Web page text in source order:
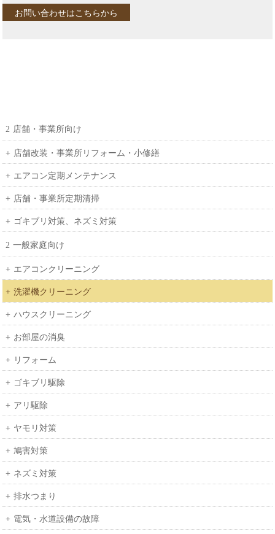
お問い合わせはこちらから
店舗・事業所向け
店舗改装・事業所リフォーム・小修繕
エアコン定期メンテナンス
店舗・事業所定期清掃
ゴキブリ対策、ネズミ対策
一般家庭向け
エアコンクリーニング
洗濯機クリーニング
ハウスクリーニング
お部屋の消臭
リフォーム
ゴキブリ駆除
アリ駆除
ヤモリ対策
鳩害対策
ネズミ対策
排水つまり
電気・水道設備の故障